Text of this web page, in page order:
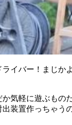
イバー！まじか
気軽に遊ぶもの
出装置作っちゃう